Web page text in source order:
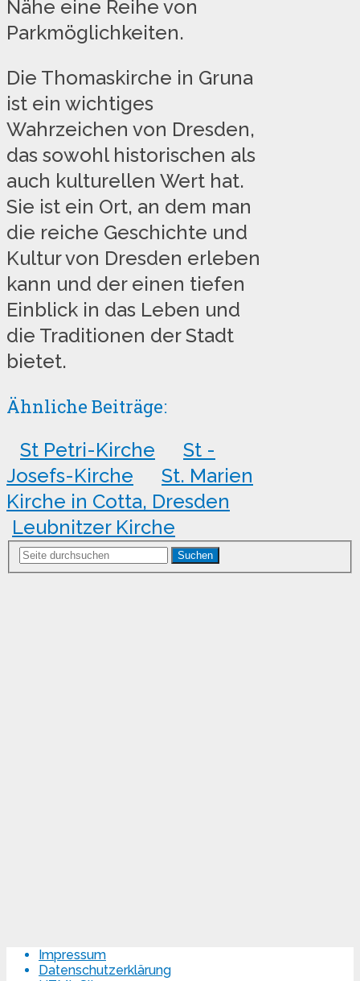
Nähe eine Reihe von
Parkmöglichkeiten.
Die Thomaskirche in Gruna
ist ein wichtiges
Wahrzeichen von Dresden,
das sowohl historischen als
auch kulturellen Wert hat.
Sie ist ein Ort, an dem man
die reiche Geschichte und
Kultur von Dresden erleben
kann und der einen tiefen
Einblick in das Leben und
die Traditionen der Stadt
bietet.
Ähnliche Beiträge:
St Petri-Kirche
St -
Josefs-Kirche
St. Marien
Kirche in Cotta, Dresden
Leubnitzer Kirche
Suchen
Impressum
Datenschutzerklärung